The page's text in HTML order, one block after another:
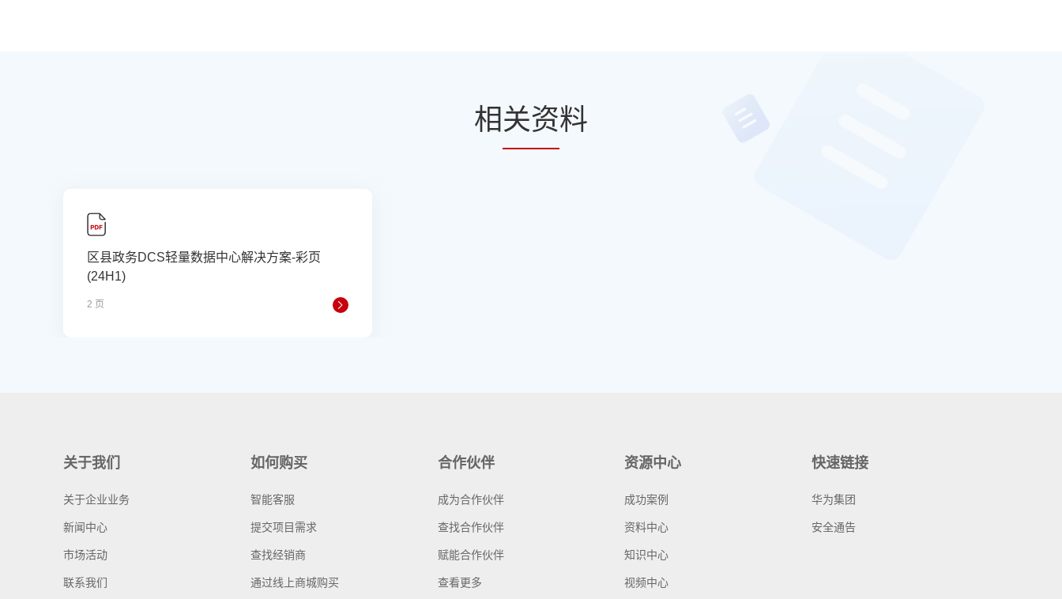
相关资料
区县政务DCS轻量数据中心解决方案-彩页
(24H1)
2 页
关于我们
关于企业业务
新闻中心
市场活动
联系我们
如何购买
智能客服
提交项目需求
查找经销商
通过线上商城购买
合作伙伴
成为合作伙伴
查找合作伙伴
赋能合作伙伴
查看更多
资源中心
成功案例
资料中心
知识中心
视频中心
快速链接
华为集团
安全通告